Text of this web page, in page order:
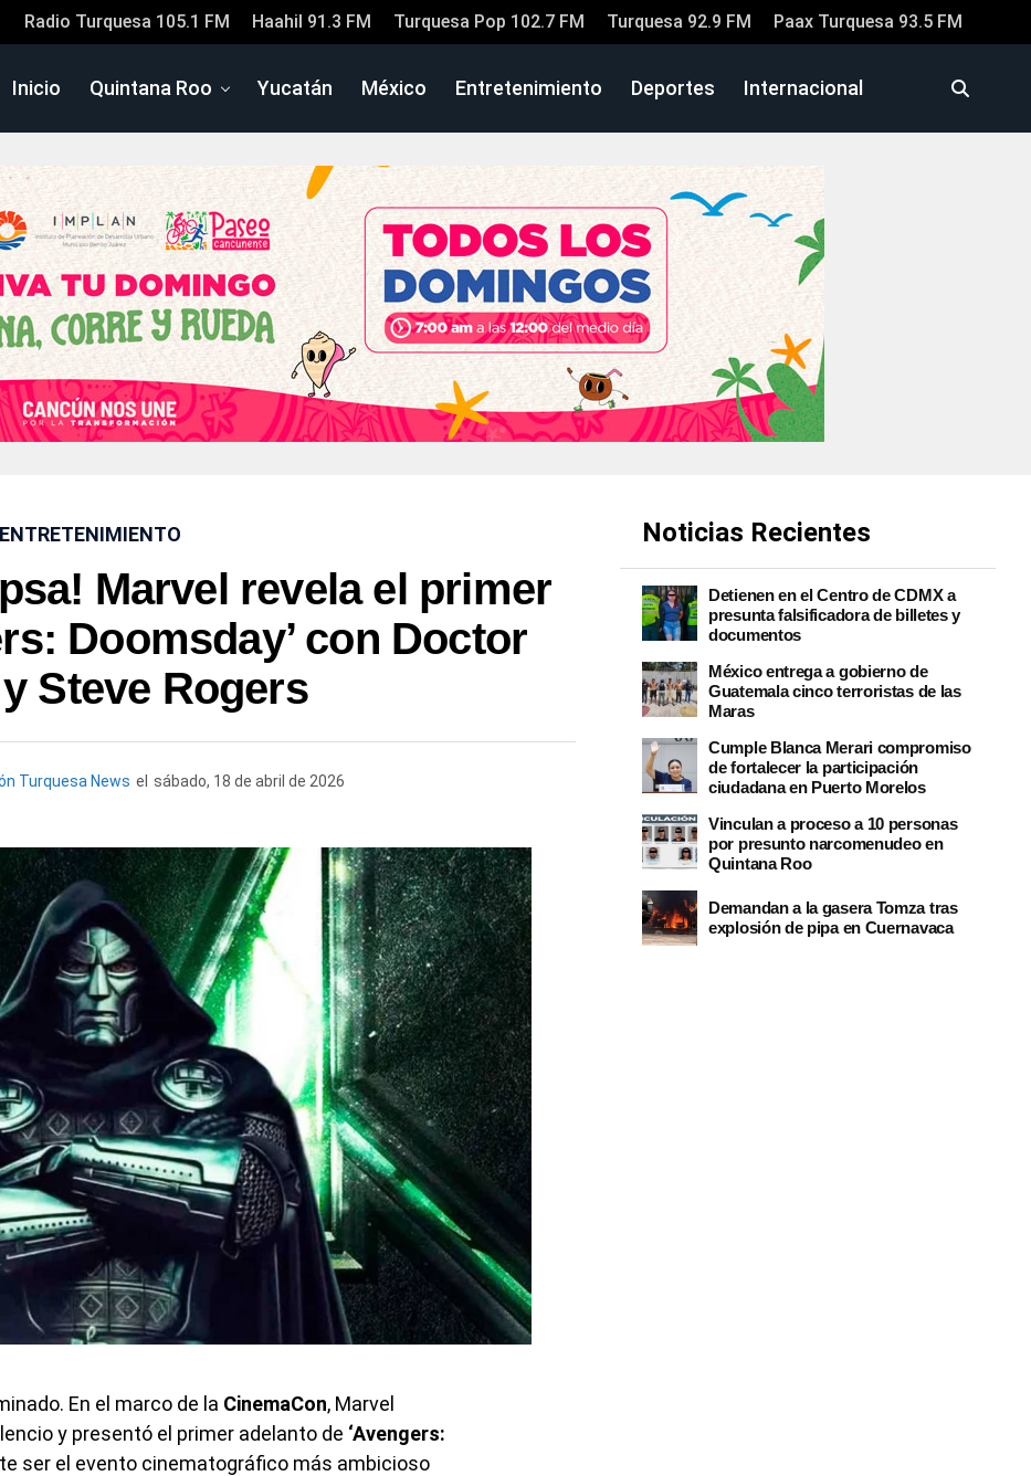
Radio Turquesa 105.1 FM Haahil 91.3 FM Turquesa Pop 102.7 FM Turquesa 92.9 FM Paax Turquesa 93.5 FM
Inicio Quintana Roo Yucatán México Entretenimiento Deportes Internacional
ENTRETENIMIENTO
Marvel revela el primer
Doomsday’ con Doctor
Steve Rogers
Turquesa News el sábado, 18 de abril de 2026
En el marco de la CinemaCon, Marvel
y presentó el primer adelanto de ‘Avengers:
ser el evento cinematográfico más ambicioso
Noticias Recientes
Detienen en el Centro de CDMX a
presunta falsificadora de billetes y
documentos
México entrega a gobierno de
Guatemala cinco terroristas de las
Maras
Cumple Blanca Merari compromiso
de fortalecer la participación
ciudadana en Puerto Morelos
Vinculan a proceso a 10 personas
por presunto narcomenudeo en
Quintana Roo
Demandan a la gasera Tomza tras
explosión de pipa en Cuernavaca